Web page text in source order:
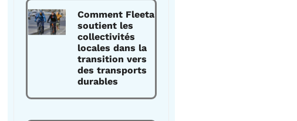
Comment Fleeta
soutient les
collectivités
locales dans la
transition vers
des transports
durables